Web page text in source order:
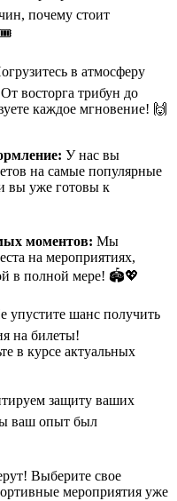
почему стоит
🎟
в атмосферу
восторга трибун до
каждое мгновение! 🙌
У нас вы
на самые популярные
вы уже готовы к
моментов: Мы
на мероприятиях,
в полной мере! 🏟💖
упустите шанс получить
на билеты!
в курсе актуальных
защиту ваших
ваш опыт был
Выберите свое
мероприятия уже